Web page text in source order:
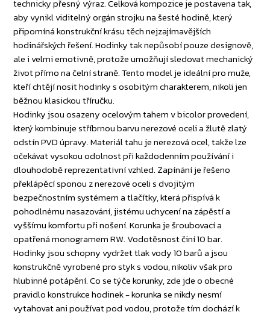
technicky přesný výraz. Celková kompozice je postavena tak,
aby vynikl viditelný orgán strojku na šesté hodině, který
připomíná konstrukční krásu těch nejzajímavějších
hodinářských řešení. Hodinky tak nepůsobí pouze designově,
ale i velmi emotivně, protože umožňují sledovat mechanický
život přímo na čelní straně. Tento model je ideální pro muže,
kteří chtějí nosit hodinky s osobitým charakterem, nikoli jen
běžnou klasickou tříručku.
Hodinky jsou osazeny ocelovým tahem v bicolor provedení,
který kombinuje stříbrnou barvu nerezové oceli a žlutě zlatý
odstín PVD úpravy. Materiál tahu je nerezová ocel, takže lze
očekávat vysokou odolnost při každodenním používání i
dlouhodobě reprezentativní vzhled. Zapínání je řešeno
překlápěcí sponou z nerezové oceli s dvojitým
bezpečnostním systémem a tlačítky, která přispívá k
pohodlnému nasazování, jistému uchycení na zápěstí a
vyššímu komfortu při nošení. Korunka je šroubovací a
opatřená monogramem RW. Vodotěsnost činí 10 bar.
Hodinky jsou schopny vydržet tlak vody 10 barů a jsou
konstrukčně vyrobené pro styk s vodou, nikoliv však pro
hlubinné potápění. Co se týče korunky, zde jde o obecné
pravidlo konstrukce hodinek - korunka se nikdy nesmí
vytahovat ani používat pod vodou, protože tím dochází k